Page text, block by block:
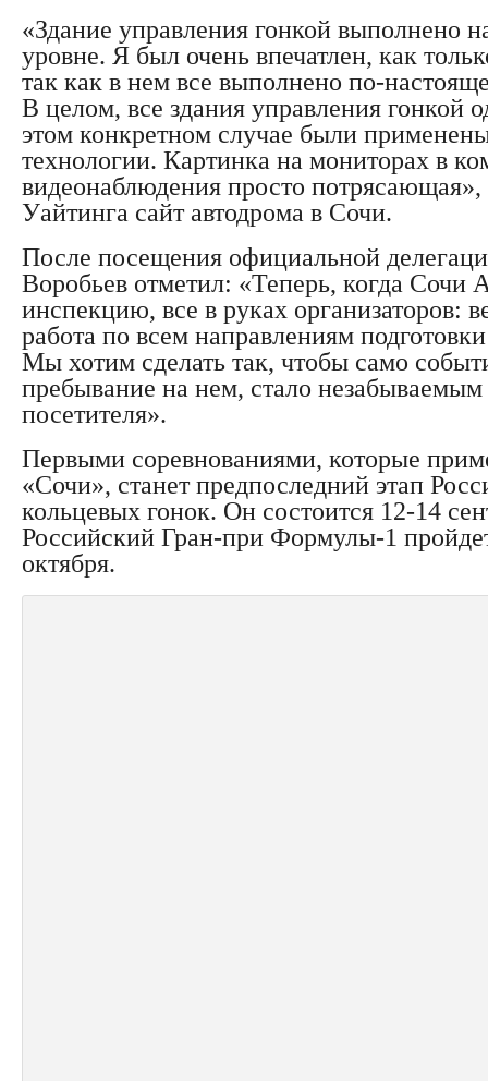
«Здание управления гонкой выполнено
уровне. Я был очень впечатлен, как
так как в нем все выполнено по-
В целом, все здания управления гонкой
этом конкретном случае были
технологии. Картинка на мониторах в
видеонаблюдения просто
Уайтинга сайт автодрома в Сочи.
После посещения официальной
Воробьев отметил: «Теперь, когда Сочи
инспекцию, все в руках организаторов:
работа по всем направлениям
Мы хотим сделать так, чтобы само
пребывание на нем, стало
посетителя».
Первыми соревнованиями, которые
«Сочи», станет предпоследний этап
кольцевых гонок. Он состоится 12-14
Российский Гран-при Формулы-1
октября.